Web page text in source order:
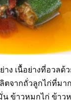
เนื้อย่างที่อวลด้
จากถั่วลูกไก่ที่มา
ข้าวหมกไก่ ข้าว